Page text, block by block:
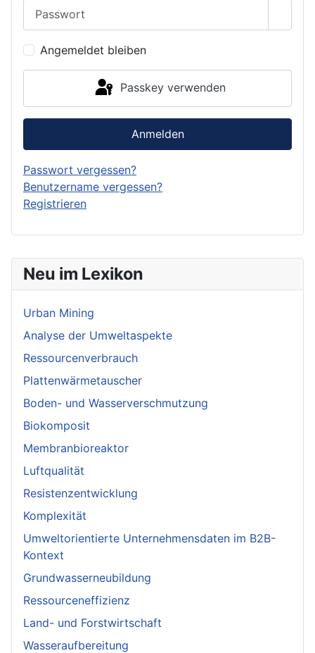
Neu im Lexikon
Urban Mining
Analyse der Umweltaspekte
Ressourcenverbrauch
Plattenwärmetauscher
Boden- und Wasserverschmutzung
Biokomposit
Membranbioreaktor
Luftqualität
Resistenzentwicklung
Komplexität
Umweltorientierte Unternehmensdaten im B2B-
Kontext
Grundwasserneubildung
Ressourceneffizienz
Land- und Forstwirtschaft
Wasseraufbereitung
Angemeldet bleiben
Passkey verwenden
Anmelden
Passwort vergessen?
Benutzername vergessen?
Registrieren